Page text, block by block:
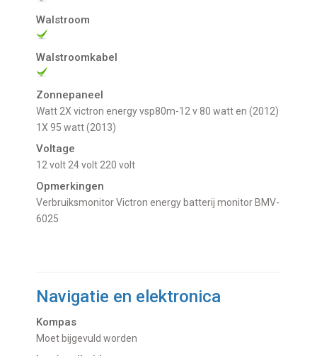
Walstroom
Walstroomkabel
Zonnepaneel
Watt 2X victron energy vsp80m-12 v 80 watt en (2012)
1X 95 watt (2013)
Voltage
12 volt24 volt220 volt
Opmerkingen
Verbruiksmonitor Victron energy batterij monitor BMV-
6025
Navigatie en elektronica
Kompas
Moet bijgevuld worden